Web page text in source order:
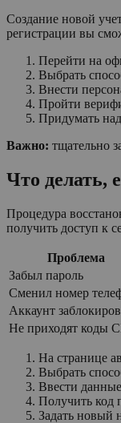
Создание новой
регистрации вы
Перейти на
Выбрать
Внести
Пройти
Придумать
Важно: тщательно
Что делать,
Процедура
получить доступ к
Проблема
Забыл пароль
Сменил номер
Аккаунт
Не приходят коды
На странице
Выбрать
Ввести
Получить код
Задать новый